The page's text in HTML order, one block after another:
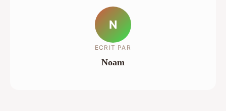
N
ECRIT PAR
Noam